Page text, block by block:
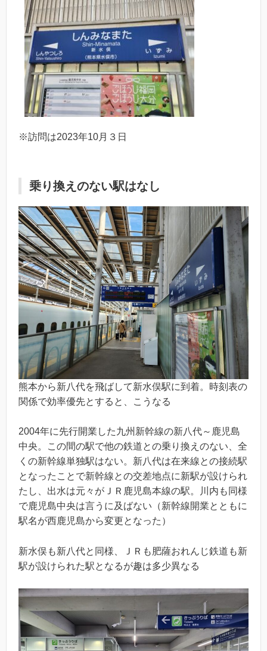
※訪問は2023年10月３日
乗り換えのない駅はなし
熊本から新八代を飛ばして新水俣駅に到着。時刻表の
関係で効率優先とすると、こうなる
2004年に先行開業した九州新幹線の新八代～鹿児島
中央。この間の駅で他の鉄道との乗り換えのない、全
くの新幹線単独駅はない。新八代は在来線との接続駅
となったことで新幹線との交差地点に新駅が設けられ
たし、出水は元々がＪＲ鹿児島本線の駅。川内も同様
で鹿児島中央は言うに及ばない（新幹線開業とともに
駅名が西鹿児島から変更となった）
新水俣も新八代と同様、ＪＲも肥薩おれんじ鉄道も新
駅が設けられた駅となるが趣は多少異なる